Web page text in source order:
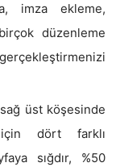
imza ekleme,
düzenleme
üst köşesinde
için dört farklı
sığdır, %50